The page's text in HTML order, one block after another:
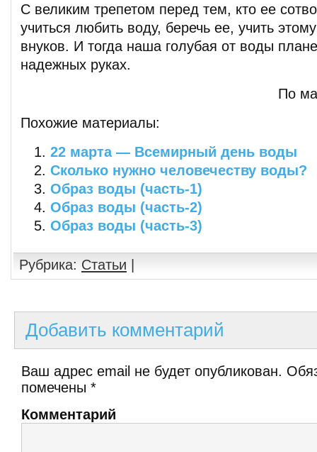
С великим трепетом перед тем, кто ее
учиться любить воду, беречь ее, учить
внуков. И тогда наша голубая от воды
надежных руках.
По
Похожие материалы:
22 марта — Всемирный день воды
Сколько нужно человечеству воды?
Образ воды (часть-1)
Образ воды (часть-2)
Образ воды (часть-3)
Рубрика: Статьи
Добавить комментарий
Ваш адрес email не будет опубликован.
помечены *
Комментарий